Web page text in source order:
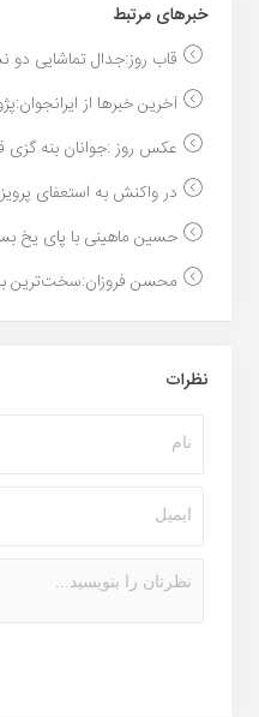
خبر‌های مرتبط
قاب روز:جدال تماشایی دو
آخرین خبرها از
عکس روز :جوانان بنه گزی
در واکنش به استعفای
حسین ماهینی با پای یخ
محسن فروزان:سخت‌ترین
نظرات